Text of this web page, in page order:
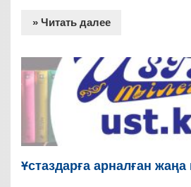
» Читать далее
Ұстаздарға арналған жаңа